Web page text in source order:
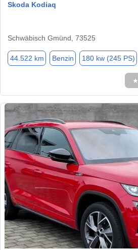
Skoda Kodiaq
Schwäbisch Gmünd, 73525
44.522 km Benzin 180 kw (245 PS)
★